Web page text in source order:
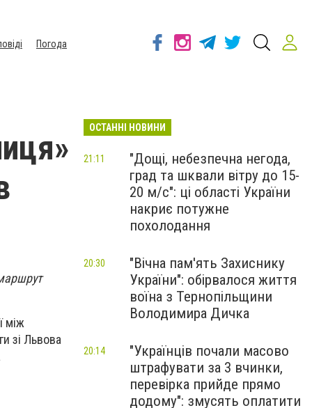
Погода
між
зі Львова
ОСТАННІ НОВИНИ
"Дощі, небезпечна негода,
град та шквали вітру до 15-
20 м/с": ці області України
накриє потужне
похолодання
21:11
"Вічна пам'ять Захиснику
України": обірвалося життя
воїна з Тернопільщини
Володимира Дичка
20:30
"Українців почали масово
штрафувати за 3 вчинки,
перевірка прийде прямо
додому": змусять оплатити
20:14